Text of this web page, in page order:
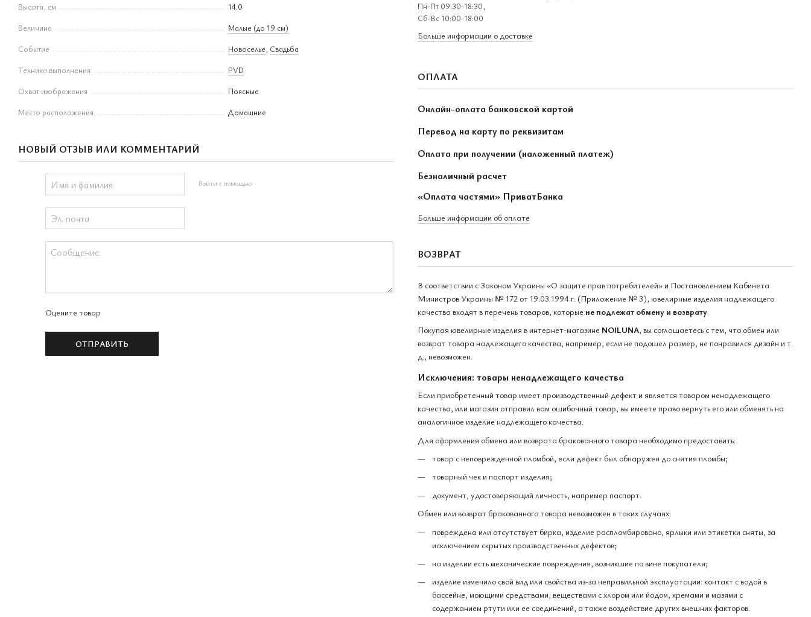
Высота, см
14.0
Величина
Малые (до 19 см)
Событие
Новоселье, Свадьба
Техника выполнения
PVD
Охват изображения
Поясные
Место расположения
Домашние
НОВЫЙ ОТЗЫВ ИЛИ КОММЕНТАРИЙ
Войти с помощью
Оцените товар
ОТПРАВИТЬ
Пн-Пт 09:30-18:30,
Сб-Вс 10:00-18:00
Больше информации о доставке
ОПЛАТА
Онлайн-оплата банковской картой
Перевод на карту по реквизитам
Оплата при получении (наложенный платеж)
Безналичный расчет
«Оплата частями» ПриватБанка
Больше информации об оплате
ВОЗВРАТ
В соответствии с Законом Украины «О защите прав потребителей» и Постановлением Кабинета
Министров Украины № 172 от 19.03.1994 г. (Приложение № 3), ювелирные изделия надлежащего
качества входят в перечень товаров, которые не подлежат обмену и возврату
Покупая ювелирные изделия в интернет-магазине NOILUNA, вы соглашаетесь с тем, что обмен или
возврат товара надлежащего качества, например, если не подошел размер, не понравился дизайн и т.
д., невозможен.
Исключения: товары ненадлежащего качества
Если приобретенный товар имеет производственный дефект и является товаром ненадлежащего
качества, или магазин отправил вам ошибочный товар, вы имеете право вернуть его или обменять на
аналогичное изделие надлежащего качества.
Для оформления обмена или возврата бракованного товара необходимо предоставить:
товар с неповрежденной пломбой, если дефект был обнаружен до снятия пломбы;
товарный чек и паспорт изделия;
документ, удостоверяющий личность, например паспорт.
Обмен или возврат бракованного товара невозможен в таких случаях:
повреждена или отсутствует бирка, изделие распломбировано, ярлыки или этикетки сняты, за
исключением скрытых производственных дефектов;
на изделии есть механические повреждения, возникшие по вине покупателя;
изделие изменило свой вид или свойства из-за неправильной эксплуатации: контакт с водой в
бассейне, моющими средствами, веществами с хлором или йодом, кремами и мазями с
содержанием ртути или ее соединений, а также воздействие других внешних факторов.